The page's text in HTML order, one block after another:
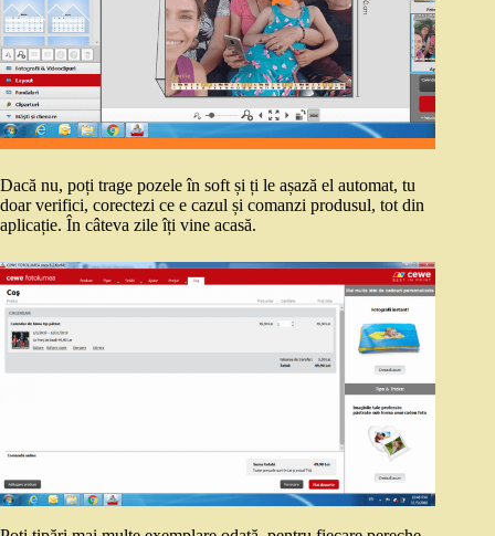
Dacă nu, poți trage pozele în soft și ți le așază el automat, tu
doar verifici, corectezi ce e cazul și comanzi produsul, tot din
aplicație. În câteva zile îți vine acasă.